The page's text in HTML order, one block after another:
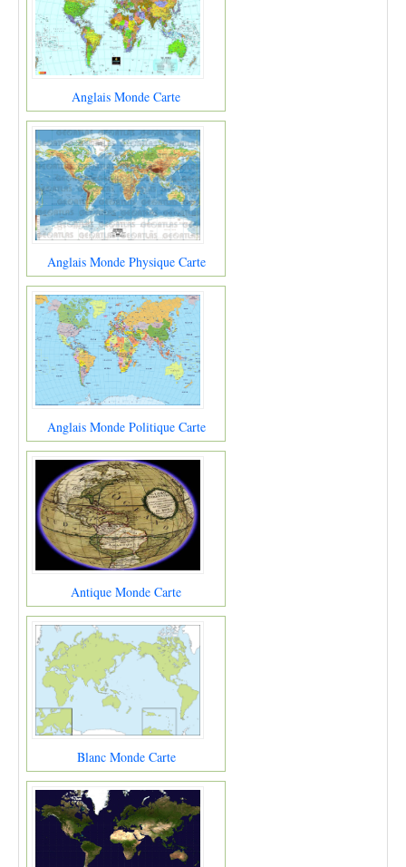
Anglais Monde Carte
Anglais Monde Physique Carte
Anglais Monde Politique Carte
Antique Monde Carte
Blanc Monde Carte